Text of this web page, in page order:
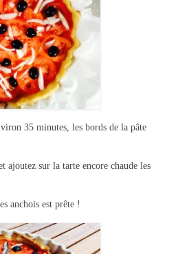
35 minutes, les bords de la pâte
ajoutez sur la tarte encore chaude les
anchois est prête !